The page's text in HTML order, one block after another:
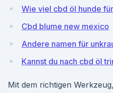
Wie viel cbd öl hunde
Cbd blume new mexico
Andere namen für
Kannst du nach cbd öl
Mit dem richtigen